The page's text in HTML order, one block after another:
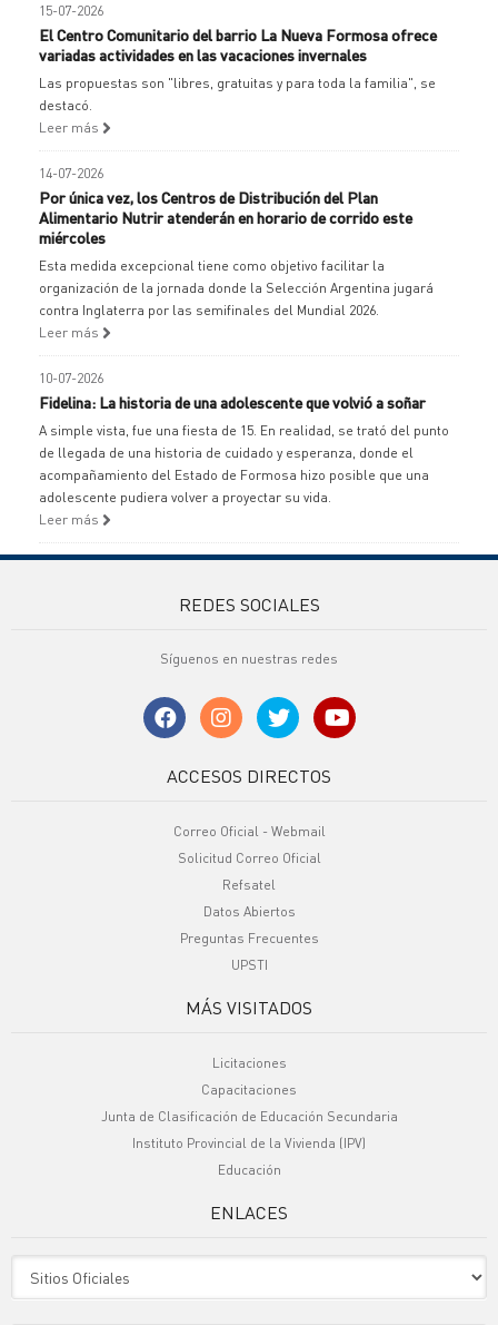
15-07-2026
El Centro Comunitario del barrio La Nueva Formosa ofrece
variadas actividades en las vacaciones invernales
Las propuestas son "libres, gratuitas y para toda la familia", se
destacó.
Leer más
14-07-2026
Por única vez, los Centros de Distribución del Plan
Alimentario Nutrir atenderán en horario de corrido este
miércoles
Esta medida excepcional tiene como objetivo facilitar la
organización de la jornada donde la Selección Argentina jugará
contra Inglaterra por las semifinales del Mundial 2026.
Leer más
10-07-2026
Fidelina: La historia de una adolescente que volvió a soñar
A simple vista, fue una fiesta de 15. En realidad, se trató del punto
de llegada de una historia de cuidado y esperanza, donde el
acompañamiento del Estado de Formosa hizo posible que una
adolescente pudiera volver a proyectar su vida.
Leer más
REDES SOCIALES
Síguenos en nuestras redes
ACCESOS DIRECTOS
Correo Oficial - Webmail
Solicitud Correo Oficial
Refsatel
Datos Abiertos
Preguntas Frecuentes
UPSTI
MÁS VISITADOS
Licitaciones
Capacitaciones
Junta de Clasificación de Educación Secundaria
Instituto Provincial de la Vivienda (IPV)
Educación
ENLACES